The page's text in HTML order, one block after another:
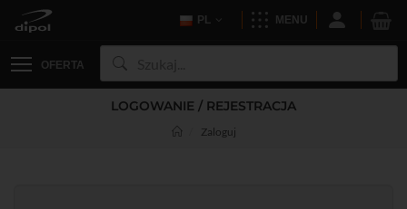
PL MENU
OFERTA
LOGOWANIE / REJESTRACJA
Zaloguj